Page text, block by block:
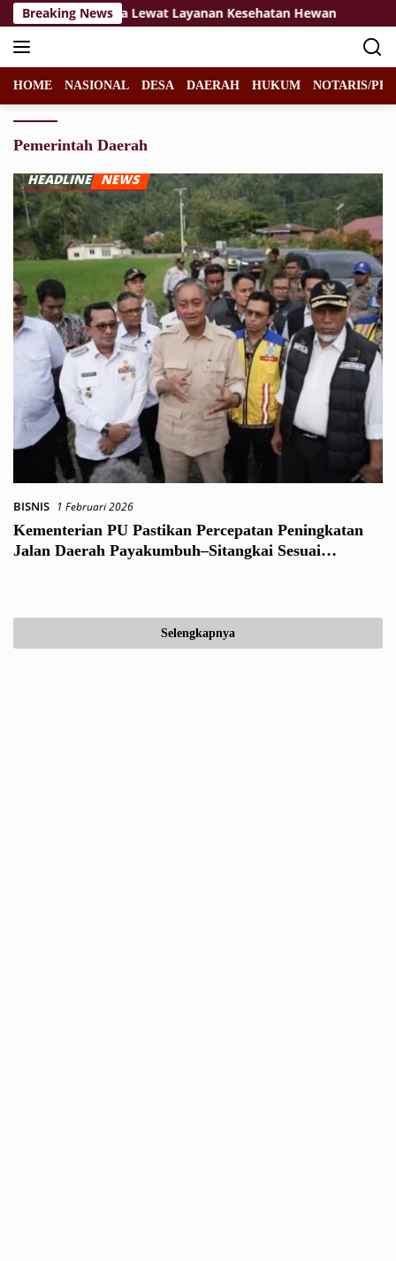
Langsung
ke
konten
Breaking News
Warga Lewat Layanan Kesehatan Hewan
HOME NASIONAL DESA DAERAH HUKUM NOTARIS/
Pemerintah Daerah
BISNIS 1 Februari 2026
Kementerian PU Pastikan Percepatan Peningkatan
Jalan Daerah Payakumbuh–Sitangkai Sesuai
Selengkapnya